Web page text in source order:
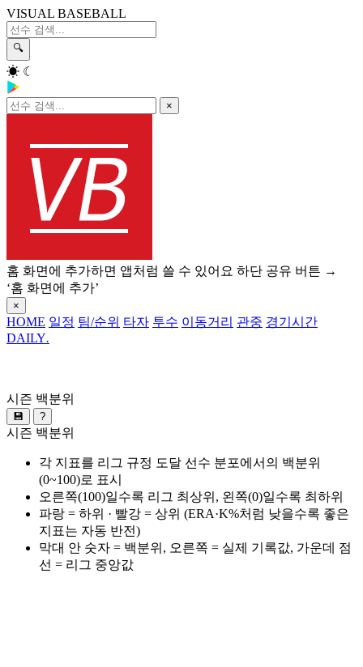
VISUAL BASEBALL
🔍
☀ ☾
×
홈 화면에 추가하면 앱처럼 쓸 수 있어요 하단 공유 버튼 →
‘홈 화면에 추가’
×
HOME 일정 팀/순위 타자 투수 이동거리 관중 경기시간
DAILY.
시즌 백분위
💾 ?
시즌 백분위
각 지표를 리그 규정 도달 선수 분포에서의 백분위
(0~100)로 표시
오른쪽(100)일수록 리그 최상위, 왼쪽(0)일수록 최하위
파랑 = 하위 · 빨강 = 상위 (ERA·K%처럼 낮을수록 좋은
지표는 자동 반전)
막대 안 숫자 = 백분위, 오른쪽 = 실제 기록값, 가운데 점
선 = 리그 중앙값